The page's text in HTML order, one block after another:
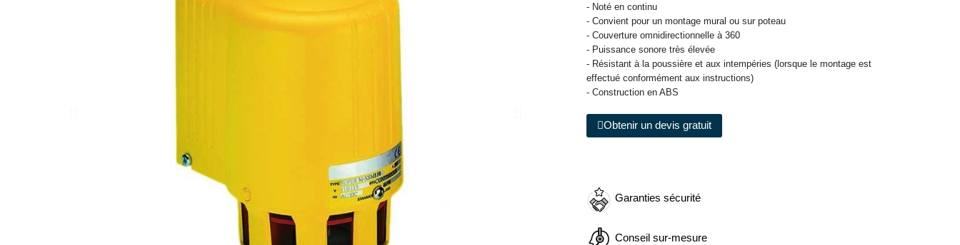
- Noté en continu
- Convient pour un montage mural ou sur poteau
- Couverture omnidirectionnelle à 360
- Puissance sonore très élevée
- Résistant à la poussière et aux intempéries (lorsque le montage est
effectué conformément aux instructions)
- Construction en ABS
Obtenir un devis gratuit
Garanties sécurité
Conseil sur-mesure